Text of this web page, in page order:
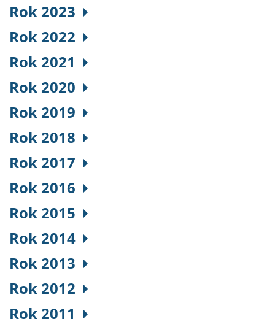
Rok 2023
Rok 2022
Rok 2021
Rok 2020
Rok 2019
Rok 2018
Rok 2017
Rok 2016
Rok 2015
Rok 2014
Rok 2013
Rok 2012
Rok 2011